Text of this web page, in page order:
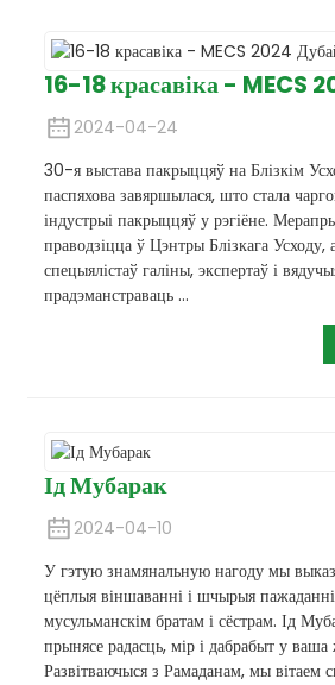
16-18 красавіка - MECS
2024-04-24
30-я выстава пакрыццяў на Блізкім
паспяхова завяршылася, што стала
індустрыі пакрыццяў у рэгіёне.
праводзіцца ў Цэнтры Блізкага Усходу,
спецыялістаў галіны, экспертаў і
прадэманстраваць ...
Ід Мубарак
2024-04-10
У гэтую знамянальную нагоду мы
цёплыя віншаванні і шчырыя
мусульманскім братам і сёстрам. Ід
прынясе радасць, мір і дабрабыт у
Развітваючыся з Рамаданам, мы вітаем